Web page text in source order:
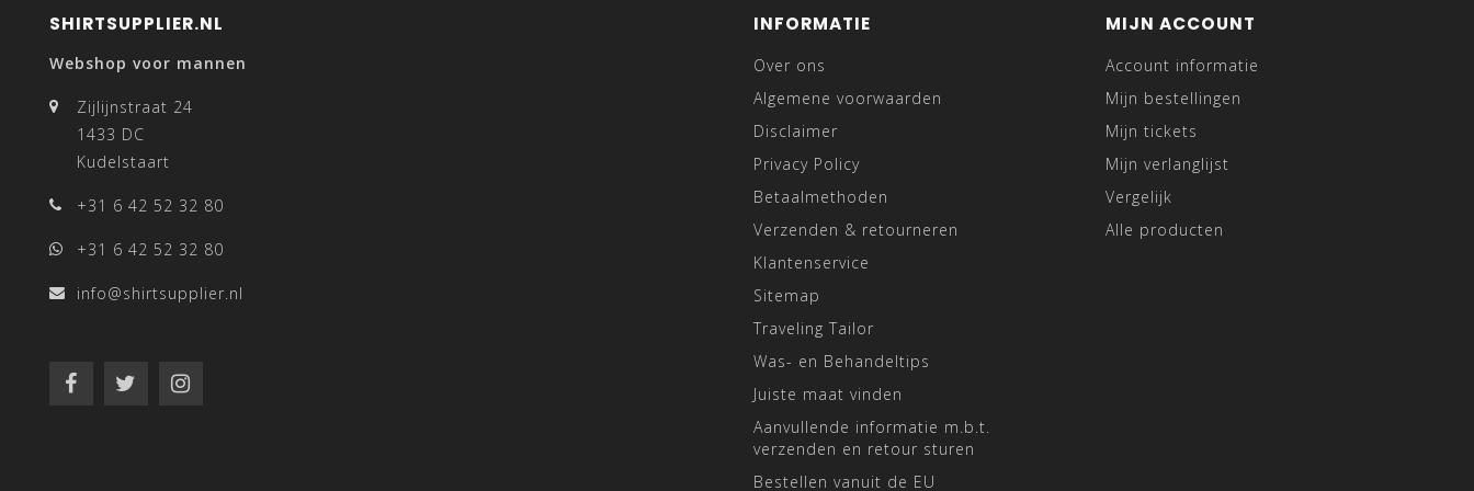
SHIRTSUPPLIER.NL
Webshop voor mannen
Zijlijnstraat 24
1433 DC
Kudelstaart
+31 6 42 52 32 80
+31 6 42 52 32 80
info@shirtsupplier.nl
INFORMATIE
Over ons
Algemene voorwaarden
Disclaimer
Privacy Policy
Betaalmethoden
Verzenden & retourneren
Klantenservice
Sitemap
Traveling Tailor
Was- en Behandeltips
Juiste maat vinden
Aanvullende informatie m.b.t.
verzenden en retour sturen
Bestellen vanuit de EU
MIJN ACCOUNT
Account informatie
Mijn bestellingen
Mijn tickets
Mijn verlanglijst
Vergelijk
Alle producten